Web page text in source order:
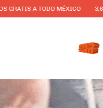
TODO MÉXICO 3,6 Y 9 MSI